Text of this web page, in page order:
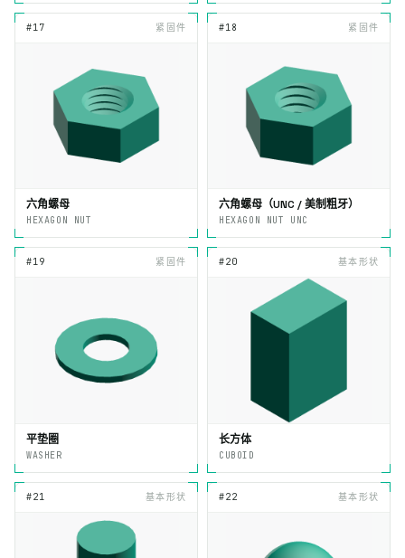
#17 紧固件
六角螺母
HEXAGON NUT
#18 紧固件
六角螺母（UNC / 美制粗牙）
HEXAGON NUT UNC
#19 紧固件
平垫圈
WASHER
#20 基本形状
长方体
CUBOID
#21 基本形状 #22 基本形状